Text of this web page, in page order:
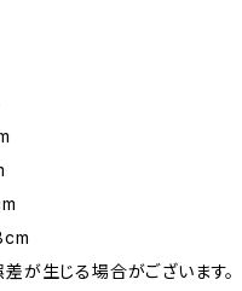
が生じる場合がございます。